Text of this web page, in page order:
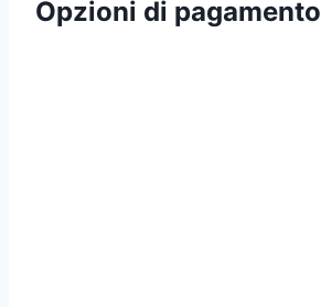
Opzioni di pagamento